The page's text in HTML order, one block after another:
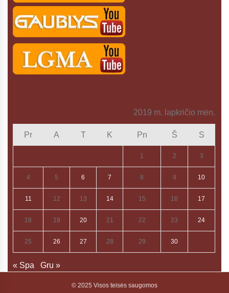
2019 m. lapkričio mėn.
Pr A T K Pn Š S
1 2 3
4 5 6 7 8 9 10
11 12 13 14 15 16 17
18 19 20 21 22 23 24
25 26 27 28 29 30
« Spa Gru »
© 2025 Visos teisės saugomos